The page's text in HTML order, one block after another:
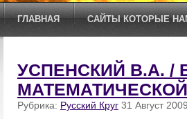
ГЛАВНАЯ САЙТЫ КОТОРЫЕ
УСПЕНСКИЙ В.А. /
Рубрика: Русский Круг 31 Август 2009